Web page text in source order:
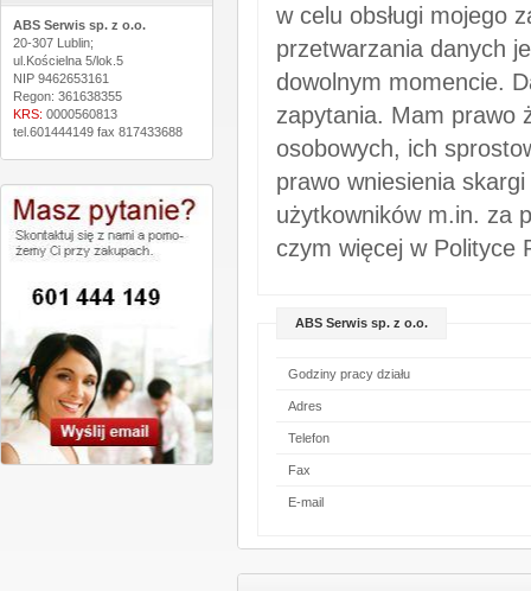
ABS Serwis sp. z o.o.
20-307 Lublin;
ul.Kościelna 5/lok.5
NIP 9462653161
Regon: 361638355
KRS: 0000560813
tel.601444149 fax 817433688
w celu obsługi mojego
przetwarzania danych
dowolnym momencie.
zapytania. Mam prawo
osobowych, ich
prawo wniesienia
użytkowników m.in. za
czym więcej w Polityce
ABS Serwis sp. z o.o.
Godziny pracy działu
Adres
Telefon
Fax
E-mail